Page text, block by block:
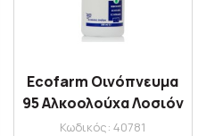
Ecofarm Οινόπνευμα
95 Αλκοολούχα Λοσιόν
250 ml
Κωδικός: 40781